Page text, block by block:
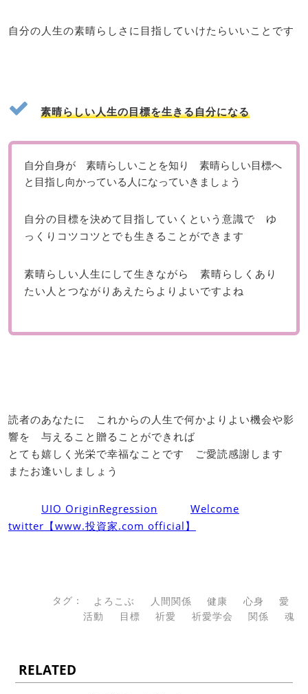
自分の人生の素晴らしさに目指していけたらいいことです
素晴らしい人生の目標を生きる自分になる
自分自身が 素晴らしいことを知り 素晴らしい目標へ
と目指し向かっている人になっていきましょう
自分の目標を決めて目指していくという意識で ゆ
っくりコツコツとでも生きることができます
素晴らしい人生にして生きながら 素晴らしくあり
たい人とつながりあえたらよりよいですよね
読者のあなたに これからの人生で何かよりよい機会や影
響を 与えること贈ることができれば
とても嬉しく光栄で幸福なことです ご愛読感謝します
またお逢いしましょう
UIO OriginRegression
Welcome
twitter【www.投資家.com official】
タグ： よろこぶ 人間関係 健康 心身
愛
活動
目標 祈愛 祈愛学会 関係 魂
RELATED